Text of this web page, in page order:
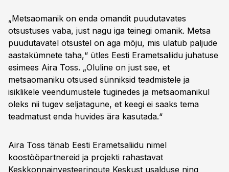
„Metsaomanik on enda omandit puudutavates
otsustuses vaba, just nagu iga teinegi omanik. Metsa
puudutavatel otsustel on aga mõju, mis ulatub paljude
aastakümnete taha,“ ütles Eesti Erametsaliidu juhatuse
esimees Aira Toss. „Oluline on just see, et
metsaomaniku otsused sünniksid teadmistele ja
isiklikele veendumustele tuginedes ja metsaomanikul
oleks nii tugev seljatagune, et keegi ei saaks tema
teadmatust enda huvides ära kasutada.“
Aira Toss tänab Eesti Erametsaliidu nimel
koostööpartnereid ja projekti rahastavat
Keskkonnainvesteeringute Keskust usalduse ning